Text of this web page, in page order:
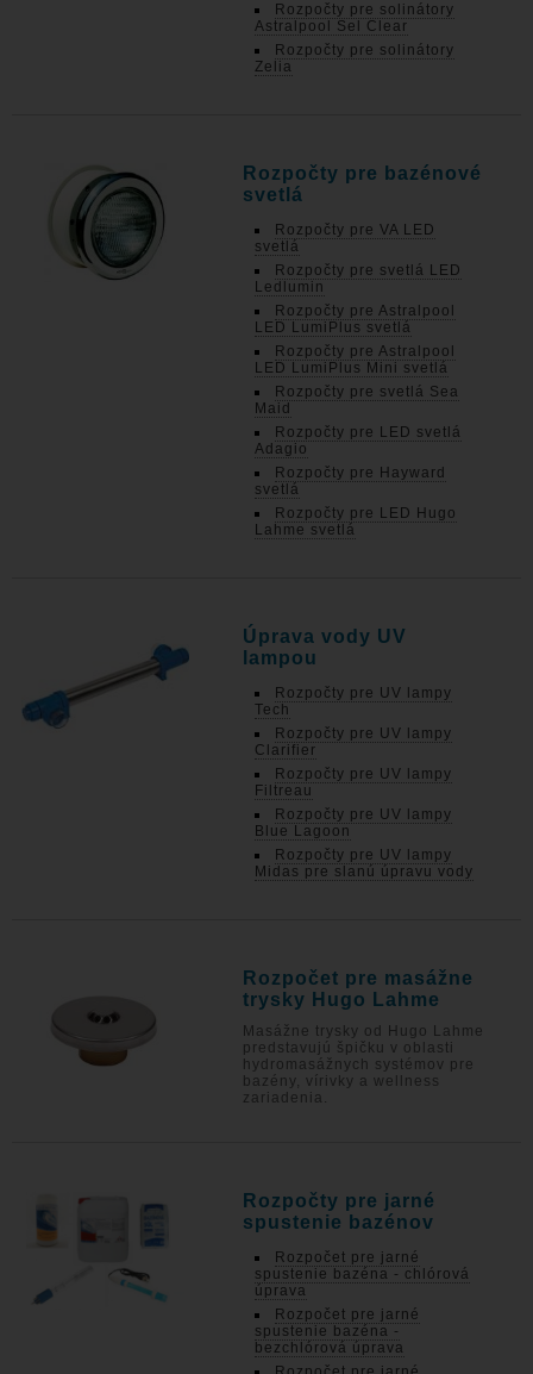
Rozpočty pre solinátory
Astralpool Sel Clear
Rozpočty pre solinátory
Zelia
Rozpočty pre bazénové
svetlá
Rozpočty pre VA LED
svetlá
Rozpočty pre svetlá LED
Ledlumin
Rozpočty pre Astralpool
LED LumiPlus svetlá
Rozpočty pre Astralpool
LED LumiPlus Mini svetlá
Rozpočty pre svetlá Sea
Maid
Rozpočty pre LED svetlá
Adagio
Rozpočty pre Hayward
svetlá
Rozpočty pre LED Hugo
Lahme svetlá
Úprava vody UV
lampou
Rozpočty pre UV lampy
Tech
Rozpočty pre UV lampy
Clarifier
Rozpočty pre UV lampy
Filtreau
Rozpočty pre UV lampy
Blue Lagoon
Rozpočty pre UV lampy
Midas pre slanú úpravu vody
Rozpočet pre masážne
trysky Hugo Lahme
Masážne trysky od Hugo Lahme
predstavujú špičku v oblasti
hydromasážnych systémov pre
bazény, vírivky a wellness
zariadenia.
Rozpočty pre jarné
spustenie bazénov
Rozpočet pre jarné
spustenie bazéna - chlórová
úprava
Rozpočet pre jarné
spustenie bazéna -
bezchlórová úprava